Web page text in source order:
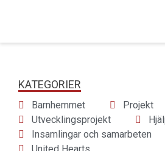
KATEGORIER
Barnhemmet
Projekt
Utvecklingsprojekt
Insamlingar och samarbeten